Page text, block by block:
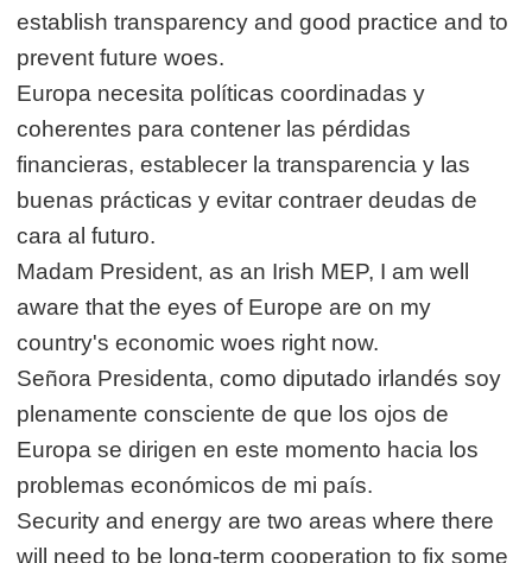
establish transparency and good practice and to
prevent future woes.
Europa necesita políticas coordinadas y
coherentes para contener las pérdidas
financieras, establecer la transparencia y las
buenas prácticas y evitar contraer deudas de
cara al futuro.
Madam President, as an Irish MEP, I am well
aware that the eyes of Europe are on my
country's economic woes right now.
Señora Presidenta, como diputado irlandés soy
plenamente consciente de que los ojos de
Europa se dirigen en este momento hacia los
problemas económicos de mi país.
Security and energy are two areas where there
will need to be long-term cooperation to fix some